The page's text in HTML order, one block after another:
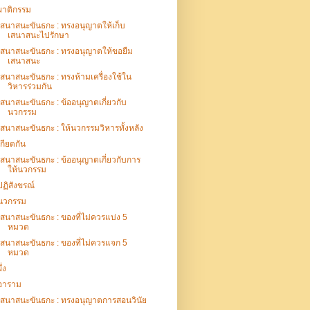
าติกรรม
สนาสนะขันธกะ : ทรงอนุญาตให้เก็บ
เสนาสนะไปรักษา
สนาสนะขันธกะ : ทรงอนุญาตให้ขอยืม
เสนาสนะ
สนาสนะขันธกะ : ทรงห้ามเครื่องใช้ใน
วิหารร่วมกัน
สนาสนะขันธกะ : ข้ออนุญาตเกี่ยวกับ
นวกรรม
สนาสนะขันธกะ : ให้นวกรรมวิหารทั้งหลัง
กียดกัน
สนาสนะขันธกะ : ข้ออนุญาตเกี่ยวกับการ
ให้นวกรรม
ฏิสังขรณ์
วกรรม
สนาสนะขันธกะ : ของที่ไม่ควรแบ่ง 5
หมวด
สนาสนะขันธกะ : ของที่ไม่ควรแจก 5
หมวด
ง
าราม
สนาสนะขันธกะ : ทรงอนุญาตการสอนวินัย